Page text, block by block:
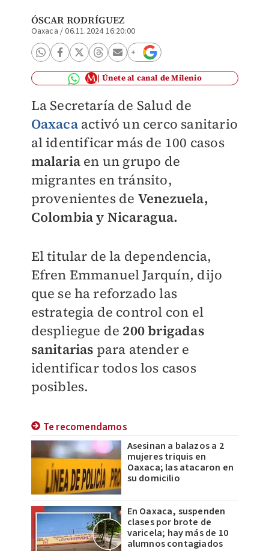
ÓSCAR RODRÍGUEZ
Oaxaca /06.11.2024 16:20:00
Únete al canal de Milenio
La Secretaría de Salud de
Oaxacaactivó un cerco sanitario
al identificar más de 100 casos
malaria en un grupo de
migrantes en tránsito,
provenientes de Venezuela,
Colombia y Nicaragua.
El titular de la dependencia,
Efren Emmanuel Jarquín, dijo
que se ha reforzado las
estrategia de control con el
despliegue de 200 brigadas
sanitarias para atender e
identificar todos los casos
posibles.
Te recomendamos
Asesinan a balazos a 2
mujeres triquis en
Oaxaca; las atacaron en
su domicilio
En Oaxaca, suspenden
clases por brote de
varicela; hay más de 10
alumnos contagiados